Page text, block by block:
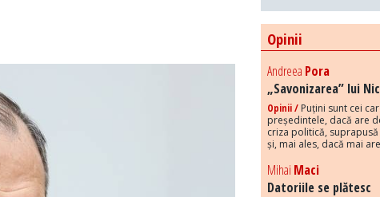
Opinii
Andreea Pora
„Savonizarea” lui
Opinii / Puțini sunt cei
președintele, dacă are
criza politică,
și, mai ales, dacă mai
Mihai Maci
Datoriile se plătesc